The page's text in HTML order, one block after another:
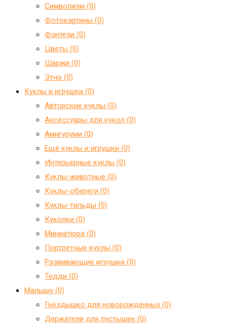
Символизм (0)
Фотокартины (0)
Фэнтези (0)
Цветы (0)
Шаржи (0)
Этно (0)
Куклы и игрушки (0)
Авторские куклы (0)
Аксессуары для кукол (0)
Амигуруми (0)
Ещё куклы и игрушки (0)
Интерьерные куклы (0)
Куклы-животные (0)
Куклы-обереги (0)
Куклы-тильды (0)
Куколки (0)
Миниатюра (0)
Портретные куклы (0)
Развивающие игрушки (0)
Тедди (0)
Малышу (0)
Гнёздышко для новорожденных (0)
Держатели для пустышек (0)